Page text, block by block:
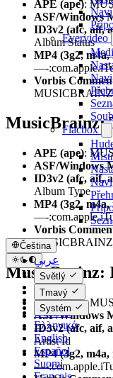
Evervideo
Flacbox
Čeština
عربي
Català
Čeština
Dansk
Deutsch
Ελληνικά
English
Español
Suomi
Světlý
Tmavý
Systém
APE (ape):
ASF/Windows
ID3v2 (afc, aif,
Album Status
MP4 (3g2,
—-
Vorbis
MusicBrainz:
APE (ape):
ASF/Windows
ID3v2 (afc, aif,
Album Type
MP4 (3g2,
—-
Vorbis
MusicBrainz:
APE (ape):
ASF/Windows
ID3v2 (afc, aif,
Artist Id
MP4 (3g2,
—-